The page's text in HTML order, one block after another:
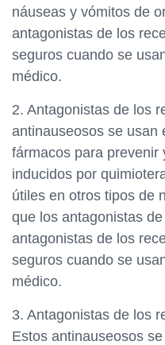
náuseas y vómitos de
antagonistas de los
seguros cuando se
médico.
2. Antagonistas de los
antinauseosos se usan
fármacos para prevenir
inducidos por
útiles en otros tipos de
que los antagonistas
antagonistas de los
seguros cuando se
médico.
3. Antagonistas de los
Estos antinauseosos